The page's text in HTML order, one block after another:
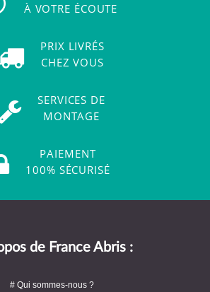
À VOTRE ÉCOUTE
PRIX LIVRÉS
CHEZ VOUS
SERVICES DE
MONTAGE
PAIEMENT
100% SÉCURISÉ
de France Abris :
# Qui sommes-nous ?